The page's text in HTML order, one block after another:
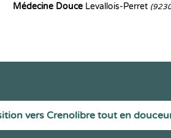
Médecine Douce Levallois-Perret
vers Crenolibre tout en